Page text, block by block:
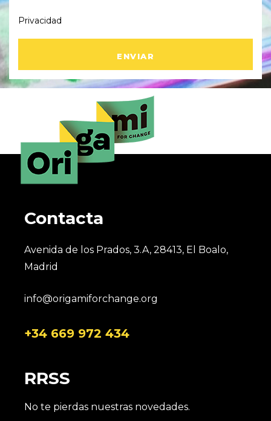
Privacidad
Contacta
Avenida de los Prados, 3.A, 28413, El Boalo,
Madrid
info@origamiforchange.org
+34 669 972 434
RRSS
No te pierdas nuestras novedades.